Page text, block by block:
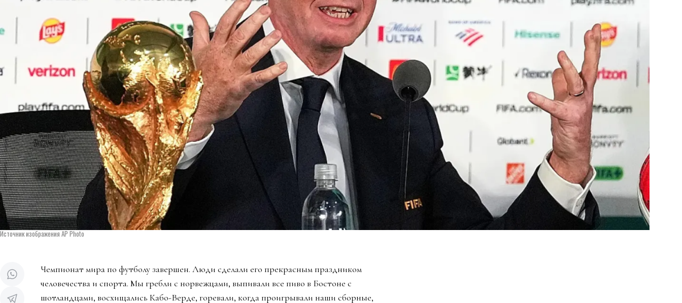
Источник изображения AP Photo
Чемпионат мира по футболу завершен. Люди сделали его прекрасным праздником
человечества и спорта. Мы гребли с норвежцами, выпивали все пиво в Бостоне с
шотландцами, восхищались Кабо-Верде, горевали, когда проигрывали наши сборные,